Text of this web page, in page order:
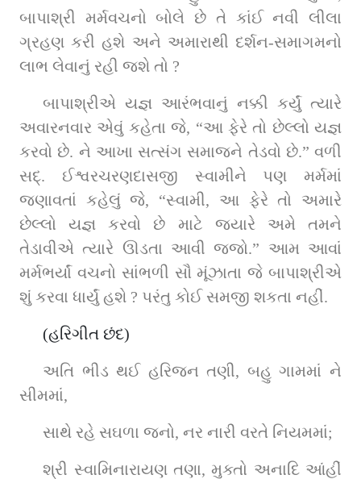
બાપાશ્રી મર્મવચનો બોલે છે તે કાંઈ નવી લીલા
ગ્રહણ કરી હશે અને અમારાથી દર્શન-સમાગમનો
લાભ લેવાનું રહી જશે તો ?
બાપાશ્રીએ યજ્ઞ આરંભવાનું નક્કી કર્યું ત્યારે
અવારનવાર એવું કહેતા જે, “આ ફેરે તો છેલ્લો યજ્ઞ
કરવો છે. ને આખા સત્સંગ સમાજને તેડવો છે.” વળી
સદ્‌. ઈશ્વરચરણદાસજી સ્વામીને પણ મર્મમાં
જણાવતાં કહેલું જે, “સ્વામી, આ ફેરે તો અમારે
છેલ્લો યજ્ઞ કરવો છે માટે જ્યારે અમે તમને
તેડાવીએ ત્યારે ઊડતા આવી જજો.” આમ આવાં
મર્મભર્યાં વચનો સાંભળી સૌ મૂંઝાતા જે બાપાશ્રીએ
શું કરવા ધાર્યું હશે ? પરંતુ કોઈ સમજી શકતા નહીં.
(હરિગીત છંદ)
અતિ ભીડ થઈ હરિજન તણી, બહુ ગામમાં ને
સીમમાં,
સાથે રહે સઘળા જનો, નર નારી વરતે નિયમમાં;
શ્રી સ્વામિનારાયણ તણા, મુક્તો અનાદિ આંહીં